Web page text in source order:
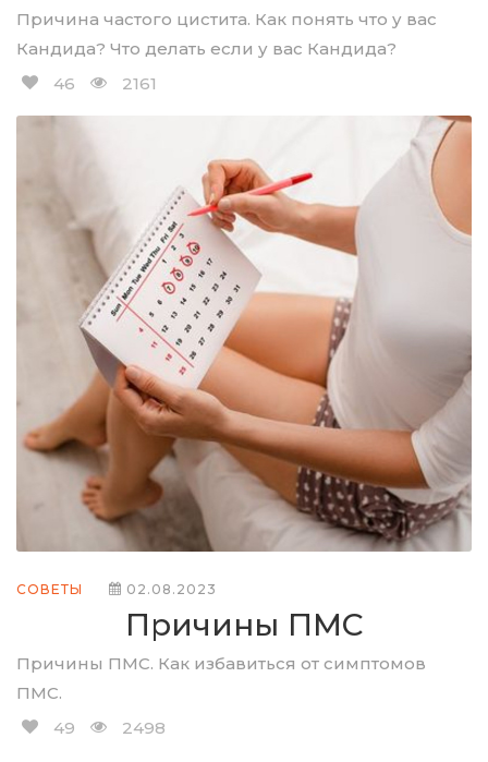
Причина частого цистита. Как понять что у вас
Кандида? Что делать если у вас Кандида?
46
2161
СОВЕТЫ 02.08.2023
Причины ПМС
Причины ПМС. Как избавиться от симптомов
ПМС.
49
2498